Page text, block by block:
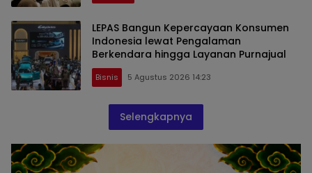
LEPAS Bangun Kepercayaan Konsumen
Indonesia lewat Pengalaman
Berkendara hingga Layanan Purnajual
Bisnis 5 Agustus 2026 14:23
Selengkapnya